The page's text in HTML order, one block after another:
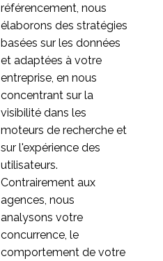
référencement, nous
élaborons des stratégies
basées sur les données
et adaptées à votre
entreprise, en nous
concentrant sur la
visibilité dans les
moteurs de recherche et
sur l'expérience des
utilisateurs.
Contrairement aux
agences, nous
analysons votre
concurrence, le
comportement de votre